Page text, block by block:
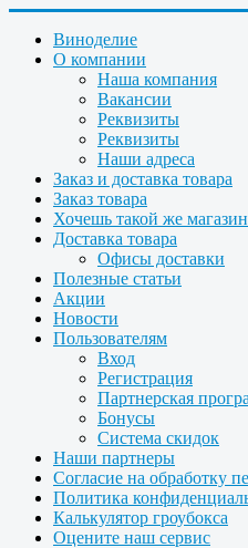
Виноделие
О компании
Наша компания
Вакансии
Реквизиты
Реквизиты
Наши адреса
Заказ и доставка товара
Заказ товара
Хочешь такой же
Доставка товара
Офисы доставки
Полезные статьи
Акции
Новости
Пользователям
Вход
Регистрация
Партнерская
Бонусы
Система скидок
Наши партнеры
Согласие на обработку
Политика
Калькулятор гроубокса
Оцените наш сервис